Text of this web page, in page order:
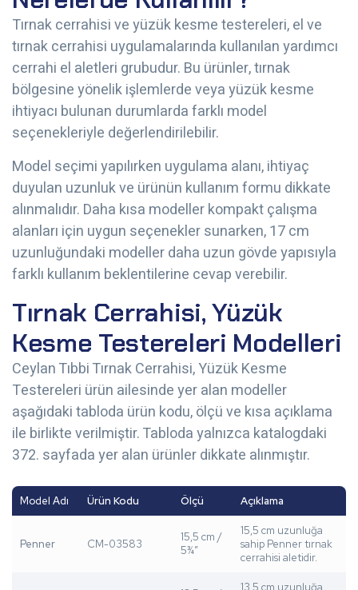
Tırnak cerrahisi ve yüzük kesme testereleri, el ve
tırnak cerrahisi uygulamalarında kullanılan yardımcı
cerrahi el aletleri grubudur. Bu ürünler, tırnak
bölgesine yönelik işlemlerde veya yüzük kesme
ihtiyacı bulunan durumlarda farklı model
seçenekleriyle değerlendirilebilir.
Model seçimi yapılırken uygulama alanı, ihtiyaç
duyulan uzunluk ve ürünün kullanım formu dikkate
alınmalıdır. Daha kısa modeller kompakt çalışma
alanları için uygun seçenekler sunarken, 17 cm
uzunluğundaki modeller daha uzun gövde yapısıyla
farklı kullanım beklentilerine cevap verebilir.
Tırnak Cerrahisi, Yüzük
Kesme Testereleri Modelleri
Ceylan Tıbbi Tırnak Cerrahisi, Yüzük Kesme
Testereleri ürün ailesinde yer alan modeller
aşağıdaki tabloda ürün kodu, ölçü ve kısa açıklama
ile birlikte verilmiştir. Tabloda yalnızca katalogdaki
372. sayfada yer alan ürünler dikkate alınmıştır.
Model Adı Ürün Kodu Ölçü Açıklama
Penner CM-03583
15,5 cm /
5¾”
15,5 cm uzunluğa
sahip Penner tırnak
cerrahisi aletidir.
13,5 cm uzunluğa